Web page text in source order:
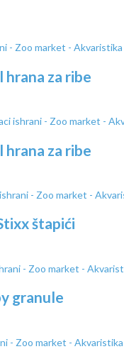
za ribe
za ribe
štapići
granule